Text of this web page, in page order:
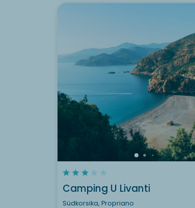
Camping U Livanti
Südkorsika, Propriano